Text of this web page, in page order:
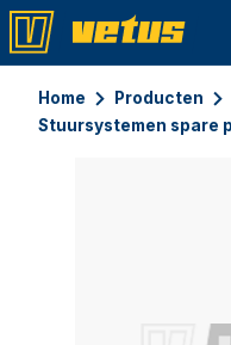
Home Producten
Stuursystemen spare